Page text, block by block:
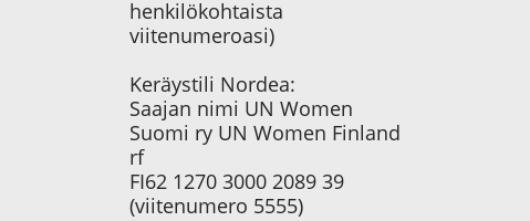
henkilökohtaista
viitenumeroasi)
Keräystili Nordea:
Saajan nimi UN Women
Suomi ry UN Women Finland
rf
FI62 1270 3000 2089 39
(viitenumero 5555)